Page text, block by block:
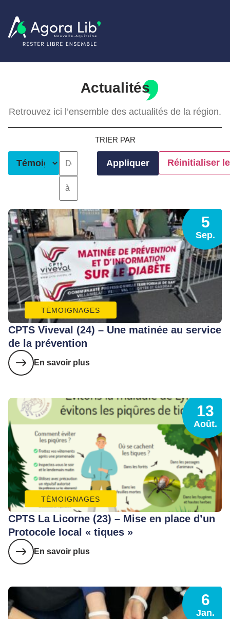
Actualités
Retrouvez ici l’ensemble des actualités de la région.
TRIER PAR
Appliquer Réinitialiser
TÉMOIGNAGES
CPTS Viveval (24) – Une matinée au service
de la prévention
En savoir plus
5
Sep.
TÉMOIGNAGES
CPTS La Licorne (23) – Mise en place d’un
Protocole local « tiques »
En savoir plus
13
Août.
6
Jan.